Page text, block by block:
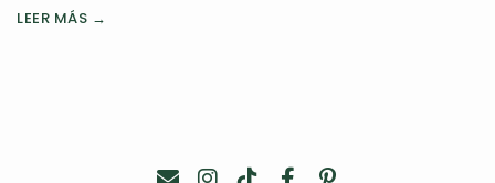
LEER MÁS →